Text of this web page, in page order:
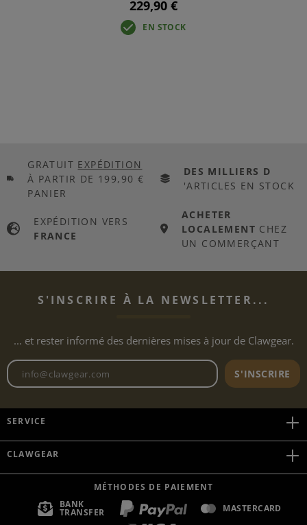
229,90 €
EN STOCK
GRATUIT EXPÉDITION
À PARTIR DE 199,90 €
PANIER
DES MILLIERS D
'ARTICLES EN STOCK
EXPÉDITION VERS
FRANCE
ACHETER
LOCALEMENT CHEZ
UN COMMERÇANT
S'INSCRIRE À LA NEWSLETTER...
... et rester informé des dernières mises à jour de Clawgear.
Adresse e-mail de laS'INSCRIRE
SERVICE
CLAWGEAR
MÉTHODES DE PAIEMENT
BANK
TRANSFER MASTERCARD